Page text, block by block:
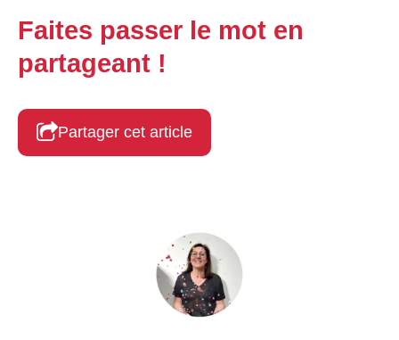
Faites passer le mot en
partageant !
Partager cet article